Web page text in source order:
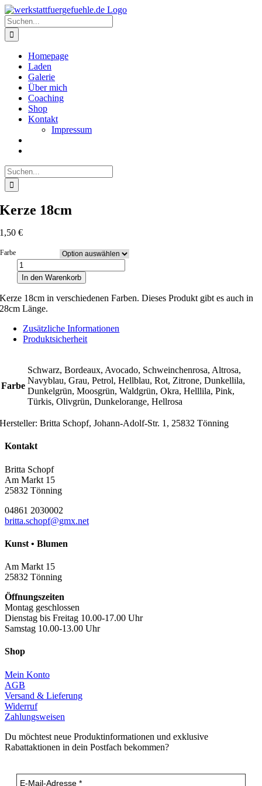
Zum
Inhalt
springen
Suche
nach:
Homepage
Laden
Galerie
Über mich
Coaching
Shop
Kontakt
Impressum
Suche
nach:
Kerze 18cm
1,50€
Farbe
Kerze
18cm
Menge
In den Warenkorb
Kerze 18cm in verschiedenen Farben. Dieses Produkt gibt es auch in
28cm Länge.
Zusätzliche Informationen
Produktsicherheit
Farbe
Schwarz, Bordeaux, Avocado, Schweinchenrosa, Altrosa,
Navyblau, Grau, Petrol, Hellblau, Rot, Zitrone, Dunkellila,
Dunkelgrün, Moosgrün, Waldgrün, Okra, Helllila, Pink,
Türkis, Olivgrün, Dunkelorange, Hellrosa
Hersteller:Britta Schopf, Johann-Adolf-Str. 1, 25832 Tönning
Kontakt
Britta Schopf
Am Markt 15
25832 Tönning
04861 2030002
britta.schopf@gmx.net
Kunst • Blumen
Am Markt 15
25832 Tönning
Öffnungszeiten
Montag geschlossen
Dienstag bis Freitag 10.00-17.00 Uhr
Samstag 10.00-13.00 Uhr
Shop
Mein Konto
AGB
Versand & Lieferung
Widerruf
Zahlungsweisen
Du möchtest neue Produktinformationen und exklusive
Rabattaktionen in dein Postfach bekommen?